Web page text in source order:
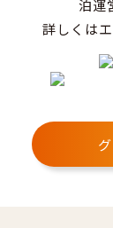
泊運
詳しくは